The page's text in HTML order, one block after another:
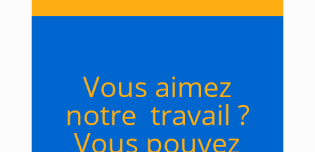
Vous aimez
notre travail ?
Vous pouvez